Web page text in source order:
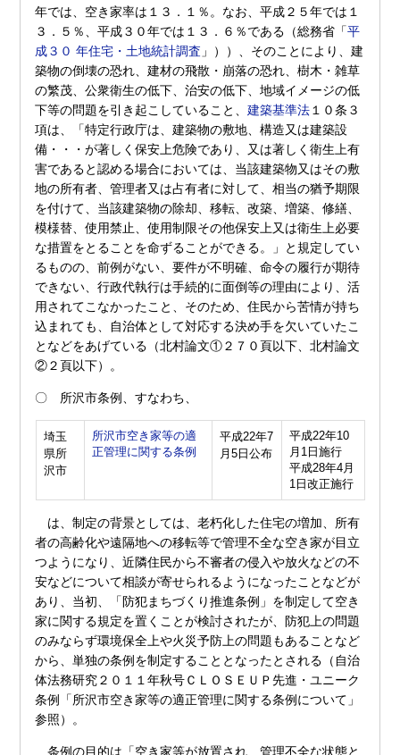
年では、空き家率は１３．１％。なお、平成２５年では１
３．５％、平成３０年では１３．６％である（総務省「平
成３０ 年住宅・土地統計調査 」））、そのことにより、建
築物の倒壊の恐れ、建材の飛散・崩落の恐れ、樹木・雑草
の繁茂、公衆衛生の低下、治安の低下、地域イメージの低
下等の問題を引き起こしていること、建築基準法１０条３
項は、「特定行政庁は、建築物の敷地、構造又は建築設
備・・・が著しく保安上危険であり、又は著しく衛生上有
害であると認める場合においては、当該建築物又はその敷
地の所有者、管理者又は占有者に対して、相当の猶予期限
を付けて、当該建築物の除却、移転、改築、増築、修繕、
模様替、使用禁止、使用制限その他保安上又は衛生上必要
な措置をとることを命ずることができる。」と規定してい
るものの、前例がない、要件が不明確、命令の履行が期待
できない、行政代執行は手続的に面倒等の理由により、活
用されてこなかったこと、そのため、住民から苦情が持ち
込まれても、自治体として対応する決め手を欠いていたこ
となどをあげている（北村論文①２７０頁以下、北村論文
②２頁以下）。
〇 所沢市条例、すなわち、
埼玉
県所
沢市
所沢市空き家等の適
正管理に関する条例
平成22年7
月5日公布
平成22年10
月1日施行
平成28年4月
1日改正施行
は、制定の背景としては、老朽化した住宅の増加、所有
者の高齢化や遠隔地への移転等で管理不全な空き家が目立
つようになり、近隣住民から不審者の侵入や放火などの不
安などについて相談が寄せられるようになったことなどが
あり、当初、「防犯まちづくり推進条例」を制定して空き
家に関する規定を置くことが検討されたが、防犯上の問題
のみならず環境保全上や火災予防上の問題もあることなど
から、単独の条例を制定することとなったとされる（自治
体法務研究２０１１年秋号ＣＬＯＳＥＵＰ先進・ユニーク
条例「所沢市空き家等の適正管理に関する条例について」
参照）。
条例の目的は「空き家等が放置され、管理不全な状態と